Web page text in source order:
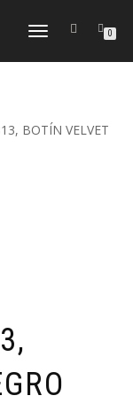
CAMBIAR
0
BOTÍN VELVET